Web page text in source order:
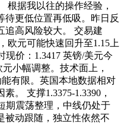
根据我以往的操作经验，
待更低位置再低吸。昨日反
追高风险较大。 交易建
欧元可能快速回升至1.15上
现价：1.3417 英镑/美元今
小幅调整。技术面上，
有限。英国本地数据相对
。 支撑1.3375-1.3390，
期震荡整理，中线仍处于
被动跟随，独立性依然不